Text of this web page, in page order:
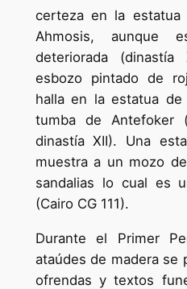
certeza en la estatua
Ahmosis, aunque
deteriorada
esbozo pintado de
halla en la estatua
tumba de Antefoker
dinastía XII). Una
muestra a un mozo
sandalias lo cual es
(Cairo CG 111).
Durante el Primer
ataúdes de madera se
ofrendas y textos